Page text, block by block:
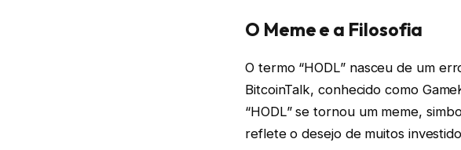
O Meme e a Filosofia
O termo “HODL” nasceu de um
BitcoinTalk, conhecido como
“HODL” se tornou um meme,
reflete o desejo de muitos